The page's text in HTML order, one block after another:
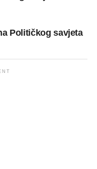
Političkog savjeta